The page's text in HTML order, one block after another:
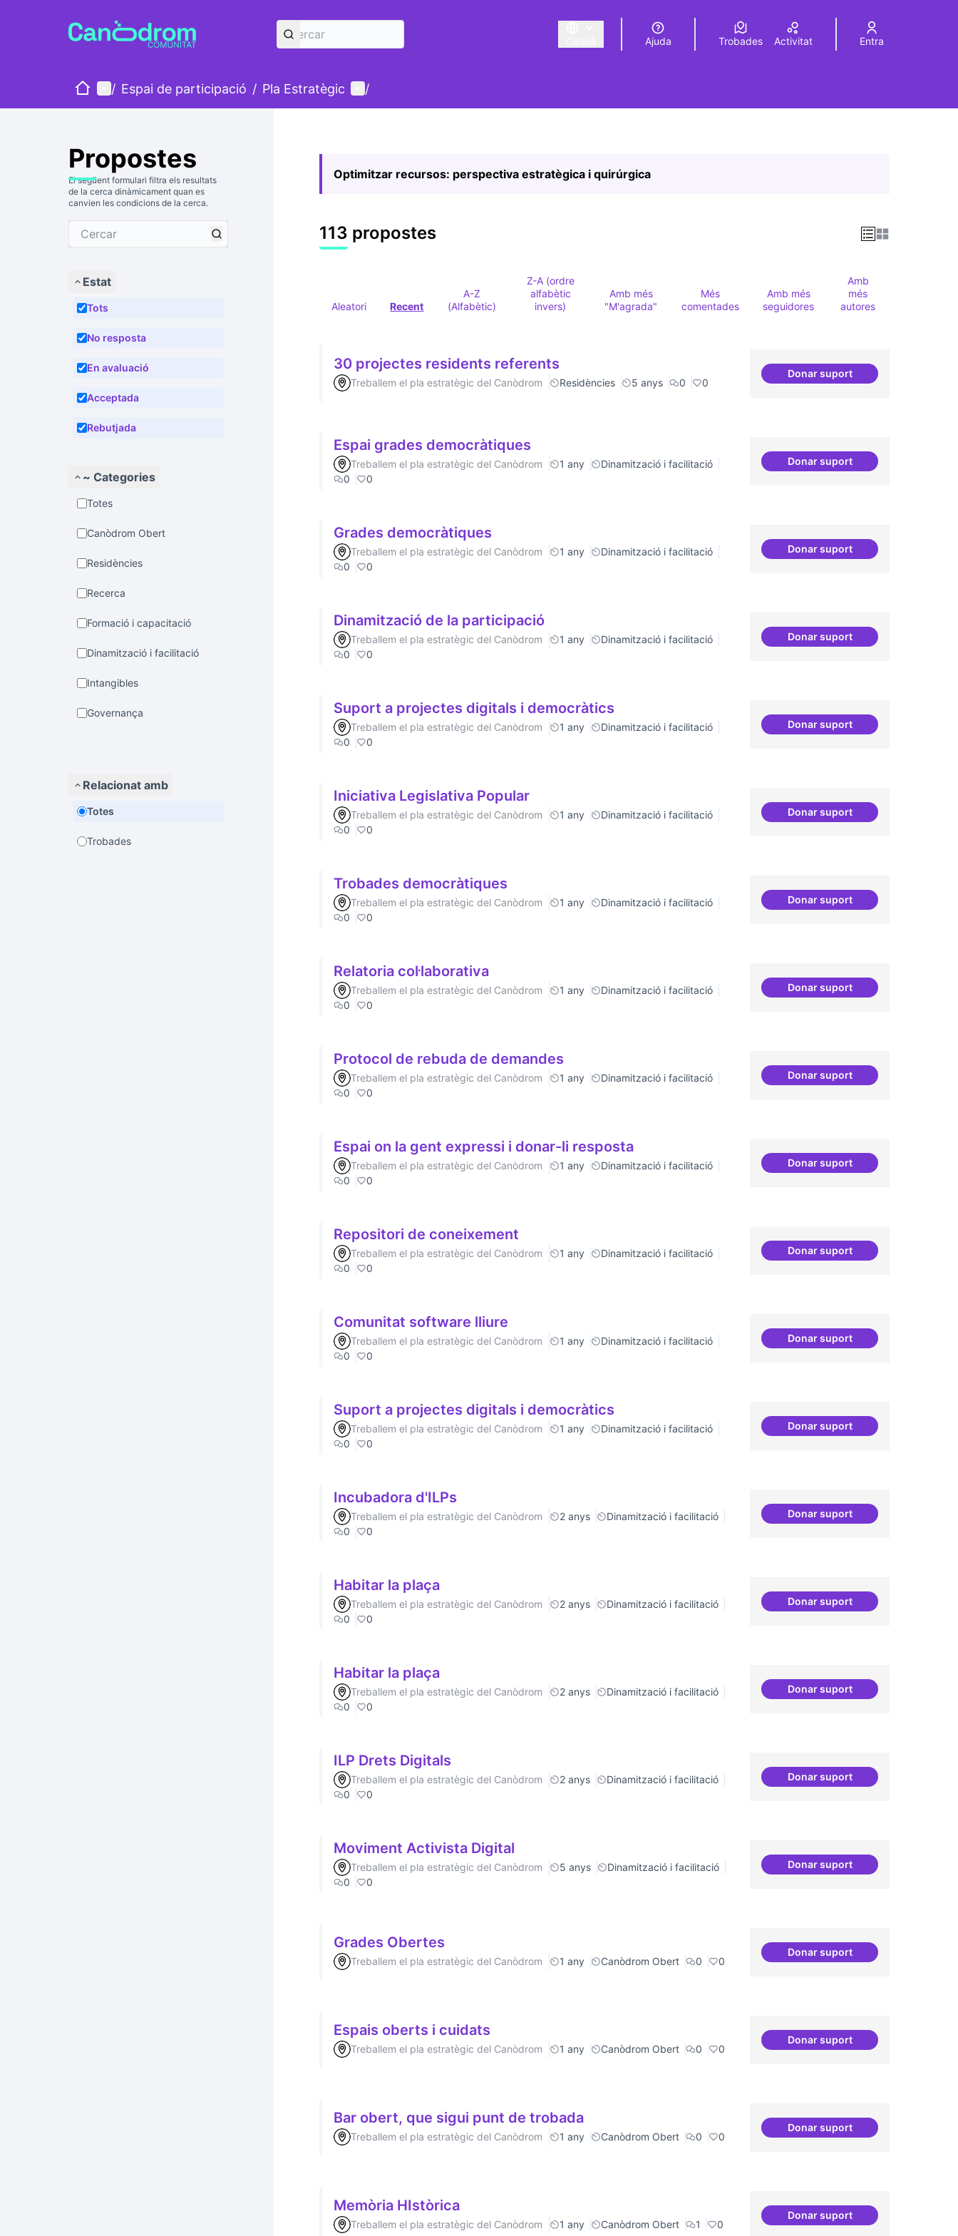
Triar la llengua Elegir el idioma Choose language
Ajuda Trobades Activitat Entra
IniciMenú principal
/ Espai de participació / Pla Estratègic Menú d'usuari
/
Propostes
El següent formulari filtra els resultats
de la cerca dinàmicament quan es
canvien les condicions de la cerca.
Estat
Tots
No resposta
En avaluació
Acceptada
Rebutjada
~ Categories
Totes
Canòdrom Obert
Residències
Recerca
Formació i capacitació
Dinamització i facilitació
Intangibles
Governança
Relacionat amb
Totes
Trobades
Optimitzar recursos: perspectiva estratègica i quirúrgica
113 propostes
Aleatori Recent
A-Z
(Alfabètic)
Z-A (ordre
alfabètic
invers)
Amb més
"M'agrada"
Més
comentades
Amb més
seguidores
Amb
més
autores
30 projectes residents referents
Treballem el pla estratègic del Canòdrom Residències 5 anys 0 0
Donar suport30 projectes residents
Espai grades democràtiques
Treballem el pla estratègic del Canòdrom 1 any
Dinamització i facilitació
0
0
Donar suportEspai grades democràtiques
Grades democràtiques
Treballem el pla estratègic del Canòdrom 1 any
Dinamització i facilitació
0
0
Donar suportGrades democràtiques
Dinamització de la participació
Treballem el pla estratègic del Canòdrom 1 any
Dinamització i facilitació
0
0
Donar suportDinamització de la
Suport a projectes digitals i democràtics
Treballem el pla estratègic del Canòdrom 1 any
Dinamització i facilitació
0
0
Donar suportSuport a projectes digitals i
Iniciativa Legislativa Popular
Treballem el pla estratègic del Canòdrom 1 any
Dinamització i facilitació
0
0
Donar suportIniciativa Legislativa Popular
Trobades democràtiques
Treballem el pla estratègic del Canòdrom 1 any
Dinamització i facilitació
0
0
Donar suportTrobades democràtiques
Relatoria col·laborativa
Treballem el pla estratègic del Canòdrom 1 any
Dinamització i facilitació
0
0
Donar suportRelatoria col·laborativa
Protocol de rebuda de demandes
Treballem el pla estratègic del Canòdrom 1 any
Dinamització i facilitació
0
0
Donar suportProtocol de rebuda de
Espai on la gent expressi i donar-li resposta
Treballem el pla estratègic del Canòdrom 1 any
Dinamització i facilitació
0
0
Donar suportEspai on la gent expressi i
Repositori de coneixement
Treballem el pla estratègic del Canòdrom 1 any
Dinamització i facilitació
0
0
Donar suportRepositori de coneixement
Comunitat software lliure
Treballem el pla estratègic del Canòdrom 1 any
Dinamització i facilitació
0
0
Donar suportComunitat software lliure
Suport a projectes digitals i democràtics
Treballem el pla estratègic del Canòdrom 1 any
Dinamització i facilitació
0
0
Donar suportSuport a projectes digitals i
Incubadora d'ILPs
Treballem el pla estratègic del Canòdrom 2 anys
Dinamització i facilitació
0
0
Donar suportIncubadora d'ILPs
Habitar la plaça
Treballem el pla estratègic del Canòdrom 2 anys
Dinamització i facilitació
0
0
Donar suportHabitar la plaça
Habitar la plaça
Treballem el pla estratègic del Canòdrom 2 anys
Dinamització i facilitació
0
0
Donar suportHabitar la plaça
ILP Drets Digitals
Treballem el pla estratègic del Canòdrom 2 anys
Dinamització i facilitació
0
0
Donar suportILP Drets Digitals
Moviment Activista Digital
Treballem el pla estratègic del Canòdrom 5 anys
Dinamització i facilitació
0
0
Donar suportMoviment Activista Digital
Grades Obertes
Treballem el pla estratègic del Canòdrom 1 any Canòdrom Obert 0 0
Donar suportGrades Obertes
Espais oberts i cuidats
Treballem el pla estratègic del Canòdrom 1 any Canòdrom Obert 0 0
Donar suportEspais oberts i cuidats
Bar obert, que sigui punt de trobada
Treballem el pla estratègic del Canòdrom 1 any Canòdrom Obert 0 0
Donar suportBar obert, que sigui punt de
Memòria HIstòrica
Treballem el pla estratègic del Canòdrom 1 any Canòdrom Obert 1 0
Donar suportMemòria HIstòrica